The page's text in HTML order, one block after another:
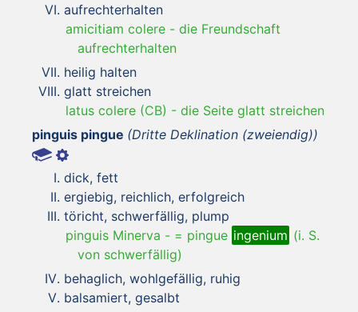
aufrechterhalten
amicitiam colere - die Freundschaft
aufrechterhalten
heilig halten
glatt streichen
latus colere (CB) - die Seite glatt streichen
pinguis pingue (Dritte Deklination (zweiendig))
dick, fett
ergiebig, reichlich, erfolgreich
töricht, schwerfällig, plump
pinguis Minerva - = pingue ingenium (i. S.
von schwerfällig)
behaglich, wohlgefällig, ruhig
balsamiert, gesalbt